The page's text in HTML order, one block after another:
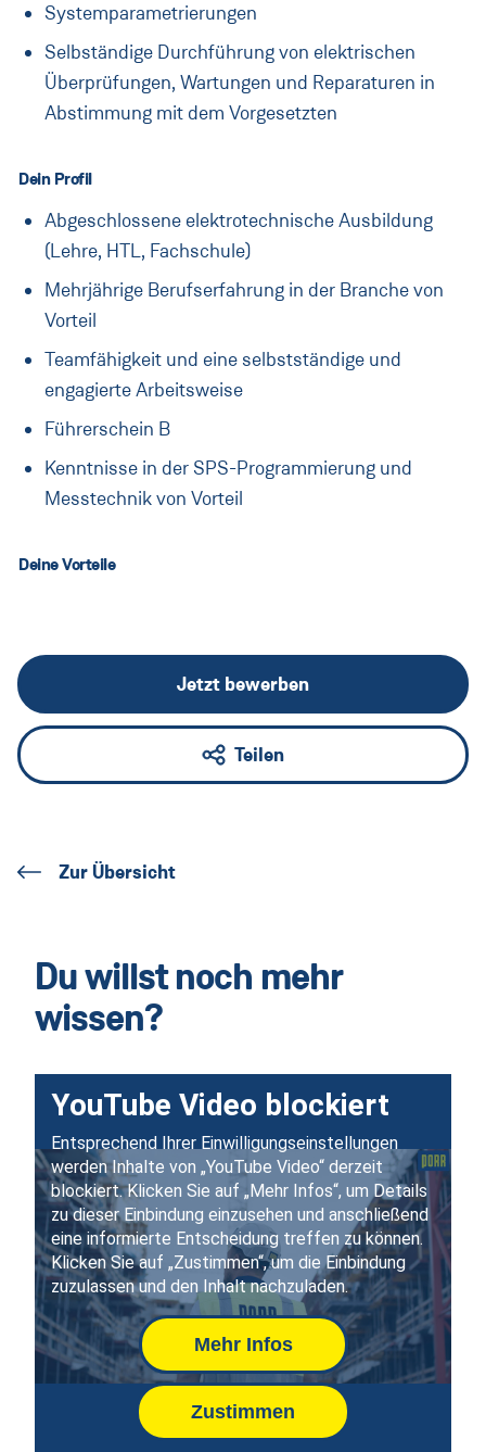
Unsere Bereiche
Jobprofile
Kontakt
Messen
Land ändern
Österreich
Systemparametrierungen
Selbständige Durchführung von elektrischen
Überprüfungen, Wartungen und Reparaturen in
Abstimmung mit dem Vorgesetzten
Dein Profil
Abgeschlossene elektrotechnische Ausbildung
(Lehre, HTL, Fachschule)
Mehrjährige Berufserfahrung in der Branche von
Vorteil
Teamfähigkeit und eine selbstständige und
engagierte Arbeitsweise
Führerschein B
Kenntnisse in der SPS-Programmierung und
Messtechnik von Vorteil
Deine Vorteile
Jetzt bewerben
Teilen
Zur Übersicht
Du willst noch mehr
wissen?